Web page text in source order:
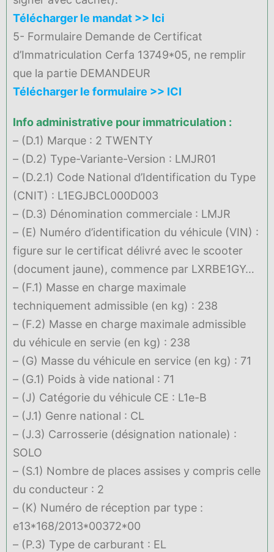
Télécharger le mandat >> Ici
5- Formulaire Demande de Certificat
d’Immatriculation Cerfa 13749*05, ne remplir
que la partie DEMANDEUR
Télécharger le formulaire >> ICI
Info administrative pour immatriculation :
– (D.1) Marque : 2 TWENTY
– (D.2) Type-Variante-Version : LMJR01
– (D.2.1) Code National d’Identification du Type
(CNIT) : L1EGJBCL000D003
– (D.3) Dénomination commerciale : LMJR
– (E) Numéro d’identification du véhicule (VIN) :
figure sur le certificat délivré avec le scooter
(document jaune), commence par LXRBE1GY…
– (F.1) Masse en charge maximale
techniquement admissible (en kg) : 238
– (F.2) Masse en charge maximale admissible
du véhicule en servie (en kg) : 238
– (G) Masse du véhicule en service (en kg) : 71
– (G.1) Poids à vide national : 71
– (J) Catégorie du véhicule CE : L1e-B
– (J.1) Genre national : CL
– (J.3) Carrosserie (désignation nationale) :
SOLO
– (S.1) Nombre de places assises y compris celle
du conducteur : 2
– (K) Numéro de réception par type :
e13*168/2013*00372*00
– (P.3) Type de carburant : EL